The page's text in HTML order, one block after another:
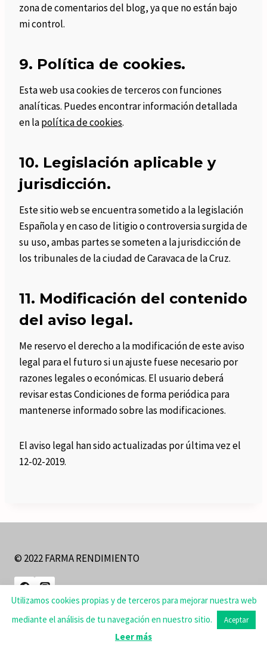
zona de comentarios del blog, ya que no están bajo
mi control.
9. Política de cookies.
Esta web usa cookies de terceros con funciones
analíticas. Puedes encontrar información detallada
en lapolítica de cookies.
10. Legislación aplicable y
jurisdicción.
Este sitio web se encuentra sometido a la legislación
Española y en caso de litigio o controversia surgida de
su uso, ambas partes se someten a la jurisdicción de
los tribunales de la ciudad de Caravaca de la Cruz.
11. Modificación del contenido
del aviso legal.
Me reservo el derecho a la modificación de este aviso
legal para el futuro si un ajuste fuese necesario por
razones legales o económicas. El usuario deberá
revisar estas Condiciones de forma periódica para
mantenerse informado sobre las modificaciones.
El aviso legal han sido actualizadas por última vez el
12-02-2019.
© 2022 FARMA RENDIMIENTO
Aviso Legal|Política de Privacidad|Política de cookies
Utilizamos cookies propias y de terceros para mejorar nuestra web
mediante el análisis de tu navegación en nuestro sitio.
Aceptar
Leer más